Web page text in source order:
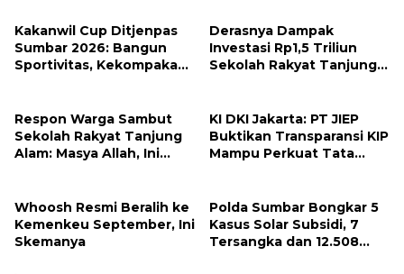
Kakanwil Cup Ditjenpas
Sumbar 2026: Bangun
Sportivitas, Kekompakan
Derasnya Dampak
Investasi Rp1,5 Triliun
Sekolah Rakyat Tanjung
Respon Warga Sambut
Sekolah Rakyat Tanjung
Alam: Masya Allah, Ini
KI DKI Jakarta: PT JIEP
Buktikan Transparansi KIP
Mampu Perkuat Tata
Whoosh Resmi Beralih ke
Kemenkeu September, Ini
Skemanya
Polda Sumbar Bongkar 5
Kasus Solar Subsidi, 7
Tersangka dan 12.508